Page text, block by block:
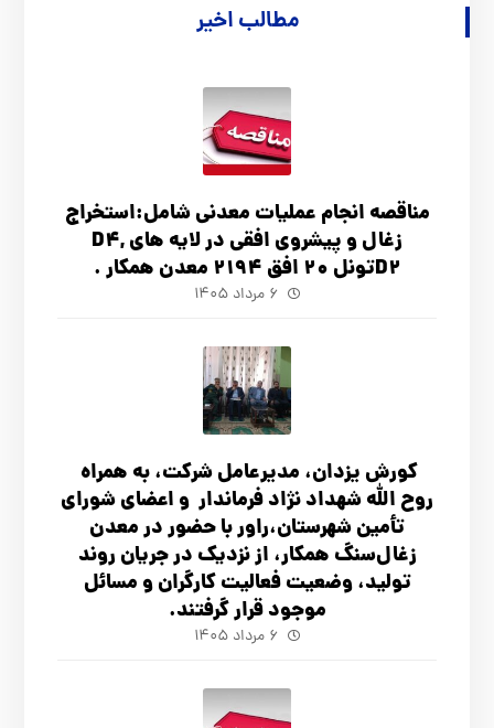
مطالب اخیر
مناقصه انجام عملیات معدنی شامل:استخراج
زغال و پیشروی افقی در لایه های D4,
D2تونل 20 افق 2194 معدن همکار .
۶ مرداد ۱۴۰۵
کورش یزدان، مدیرعامل شرکت، به همراه
روح الله شهداد نژاد فرماندار و اعضای شورای
تأ‌مین شهرستان،راور با حضور در معدن
زغال‌سنگ همکار، از نزدیک در جریان روند
تولید، وضعیت فعالیت کارگران و مسائل
موجود قرار گرفتند.
۶ مرداد ۱۴۰۵